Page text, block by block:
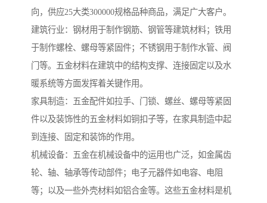
向，供应25大类300000规格品种商品，满足广大客户。
建筑行业：钢材用于制作钢筋、钢管等建筑材料；铁用
于制作螺栓、螺母等紧固件；不锈钢用于制作水管、阀
门等。五金材料在建筑中的结构支撑、连接固定以及水
暖系统等方面发挥着关键作用。
家具制造：五金配件如拉手、门锁、螺丝、螺母等紧固
件以及装饰性的五金材料如铜扣子等，在家具制造中起
到连接、固定和装饰的作用。
机械设备：五金在机械设备中的运用也广泛，如金属齿
轮、轴、轴承等传动部件；电子元器件如电容、电阻
等；以及一些外壳材料如铝合金等。这些五金材料是机